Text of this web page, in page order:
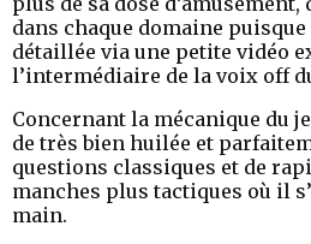
dans chaque domaine
détaillée via une petite vidéo
l’intermédiaire de la voix off
Concernant la mécanique du
de très bien huilée et
questions classiques et de
manches plus tactiques où il
main.